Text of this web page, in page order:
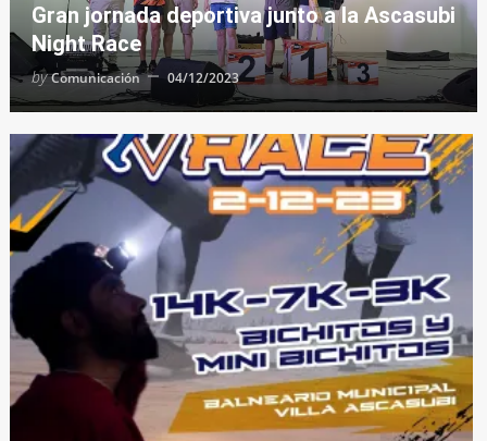
Gran jornada deportiva junto a la Ascasubi
Night Race
byComunicación 04/12/2023